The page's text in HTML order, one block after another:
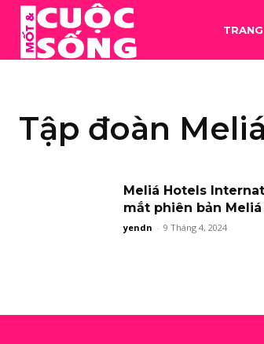
Tập đoàn Meliá
Meliá Hotels
mắt phiên bản Meliá
yendn - 9 Tháng 4, 2024